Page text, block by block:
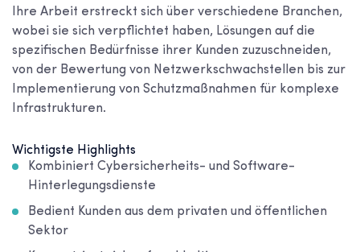
Ihre Arbeit erstreckt sich über verschiedene Branchen,
wobei sie sich verpflichtet haben, Lösungen auf die
spezifischen Bedürfnisse ihrer Kunden zuzuschneiden,
von der Bewertung von Netzwerkschwachstellen bis zur
Implementierung von Schutzmaßnahmen für komplexe
Infrastrukturen.
Wichtigste Highlights
Kombiniert Cybersicherheits- und Software-
Hinterlegungsdienste
Bedient Kunden aus dem privaten und öffentlichen
Sektor